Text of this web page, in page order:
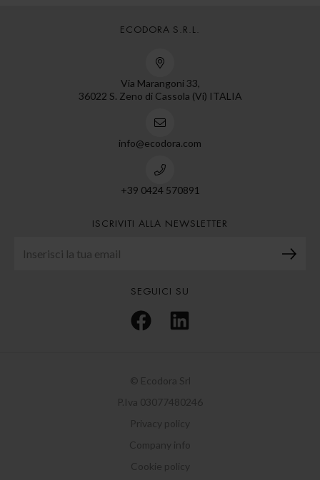
ECODORA S.R.L.
Via Marangoni 33,
36022 S. Zeno di Cassola (Vi) ITALIA
info@ecodora.com
+39 0424 570891
ISCRIVITI ALLA NEWSLETTER
SEGUICI SU
© Ecodora Srl
P.Iva 03077480246
Privacy policy
Company info
Cookie policy